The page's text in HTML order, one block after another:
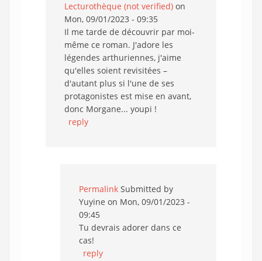
Lecturothèque (not verified) on
Mon, 09/01/2023 - 09:35
Il me tarde de découvrir par moi-
même ce roman. J'adore les
légendes arthuriennes, j'aime
qu'elles soient revisitées –
d'autant plus si l'une de ses
protagonistes est mise en avant,
donc Morgane... youpi !
reply
Permalink Submitted by
Yuyine on Mon, 09/01/2023 -
09:45
Tu devrais adorer dans ce
cas!
reply